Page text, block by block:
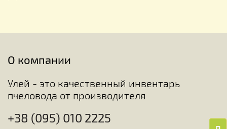
О компании
Улей - это качественный инвентарь
пчеловода от производителя
+38 (095) 010 2225